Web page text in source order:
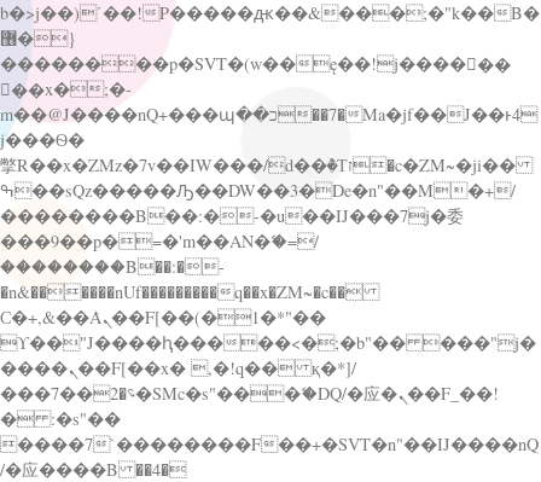
b�>j��)΄��!P�����ԫ��&���;�"k��B�
޶�}
��������p�SVT�(w��ę��!j������
��x�;�-
m��@J����nQ+���պ��כ��7�Ma�jf��J��ͱ4
j���Ѳ�
撆R��x�ZMz�7v��IW���/d��ٞ�Тז�c�ZM~�ji��
ߒ��sQz�����Ԡ��DW��3�De�n"��M�+/
��������B��:�-�u��IJ���7j�委
���9��p�=�'m��AN�ޭ�=/
��������B��:�-
�n&������nUf���������q��x�ZM~�c��
Ϲ�+,&��Ὰܢ��F[��(�1�*"��
ϒ��"J����ԧ�����<�;�b"�� ���"j�
����ܢ��F[��x� ,�!q�� қ�*]/
���؝�2��7�SMc�s"���ޭ�DQ/�应�ܢ��F_��!
� :�s"��
����7`��������F��+�SVT�n"��IJ����nQ
/�应����B ��4�